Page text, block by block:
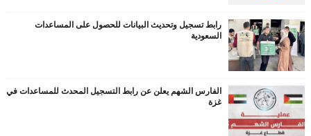
رابط تسجيل وتحديث البيانات للحصول على المساعدات
السعودية
الفارس الشهم يعلن عن رابط التسجيل المحدث للمساعدات في
غزة